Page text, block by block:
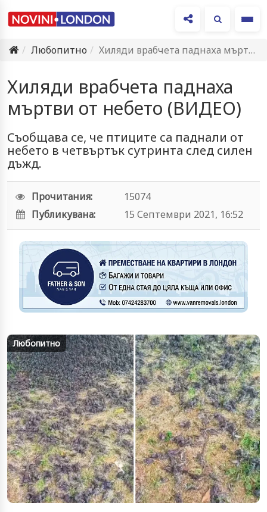
Любопитно
Хиляди врабчета паднаха мъртви от небето (ВИДЕО)
Хиляди врабчета паднаха
мъртви от небето (ВИДЕО)
Съобщава се, че птиците са паднали от
небето в четвъртък сутринта след силен
дъжд.
Прочитания:
15074
Публикувана:
15 Септември 2021, 16:52
Любопитно